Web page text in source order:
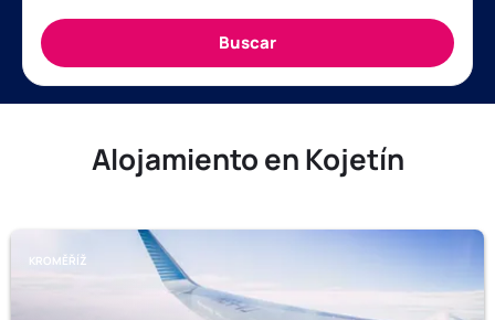
Alojamiento en Kojetín
KROMĚŘÍŽ